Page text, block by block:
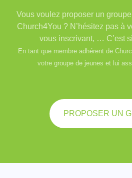
Vous voulez proposer un
Church4You ? N’hésitez pas à
vous inscrivant, … C’est
En tant que membre adhérent de
votre groupe de jeunes et lui
PROPOSER UN